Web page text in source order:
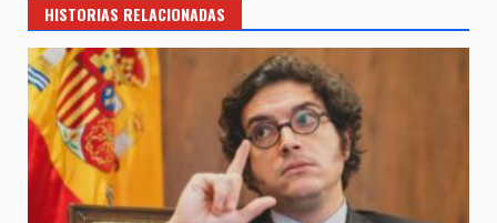
HISTORIAS RELACIONADAS